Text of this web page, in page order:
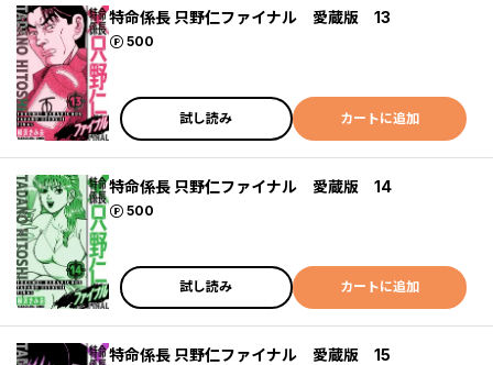
特命係長 只野仁ファイナル 愛蔵版 13
500
ポイント
試し読み カートに追加
特命係長 只野仁ファイナル 愛蔵版 14
500
ポイント
試し読み カートに追加
特命係長 只野仁ファイナル 愛蔵版 15